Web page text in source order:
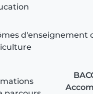
d'enseignement